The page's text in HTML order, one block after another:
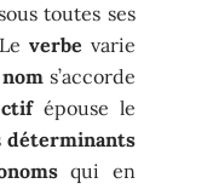
toutes ses
Leverbe varie
nom s’accorde
épouse le
déterminants
qui en